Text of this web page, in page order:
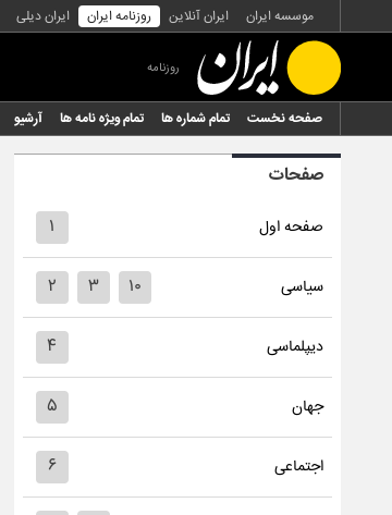
موسسه ایران ایران آنلاین روزنامه ایران ایران دیلی
روزنامه
صفحه نخست تمام شماره ها تمام ویژه نامه ها آرشیو
صفحات
صفحه اول ۱
سیاسی ۲ ۳ ۱۰
دیپلماسی ۴
جهان ۵
اجتماعی ۶